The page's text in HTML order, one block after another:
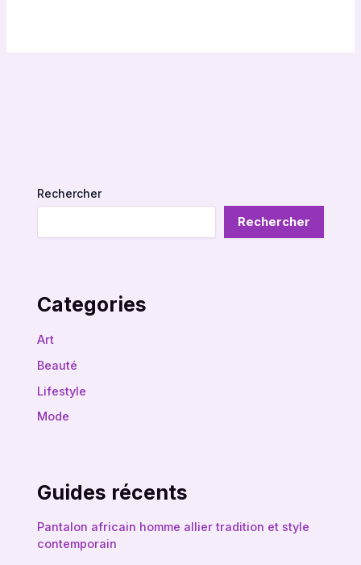
Rechercher
Rechercher
Categories
Art
Beauté
Lifestyle
Mode
Guides récents
Pantalon africain homme allier tradition et style
contemporain